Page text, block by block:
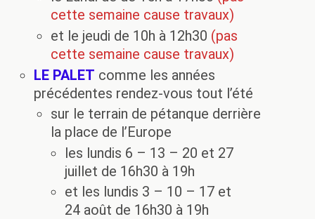
cette semaine cause travaux)
et le jeudi de 10h à 12h30 (pas
cette semaine cause travaux)
LE PALET comme les années
précédentes rendez-vous tout l’été
sur le terrain de pétanque derrière
la place de l’Europe
les lundis 6 – 13 – 20 et 27
juillet de 16h30 à 19h
et les lundis 3 – 10 – 17 et
24 août de 16h30 à 19h